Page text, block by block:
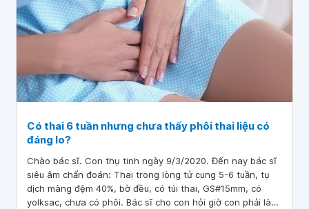
Có thai 6 tuần nhưng chưa thấy phôi thai liệu có
đáng lo?
Chào bác sĩ. Con thụ tinh ngày 9/3/2020. Đến nay bác sĩ
siêu âm chẩn đoán: Thai trong lòng tử cung 5-6 tuần, tụ
dịch màng đệm 40%, bờ đều, có túi thai, GS#15mm, có
yolksac, chưa có phôi. Bác sĩ cho con hỏi giờ con phải làm